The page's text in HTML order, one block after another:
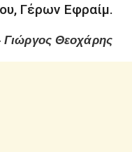
Γέρων Εφραίμ.
Γιώργος Θεοχάρης